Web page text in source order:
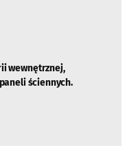
wewnętrznej,
ściennych.